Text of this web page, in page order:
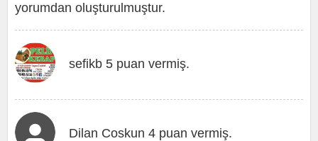
yorumdan oluşturulmuştur.
sefikb 5 puan vermiş.
Dilan Coskun 4 puan vermiş.